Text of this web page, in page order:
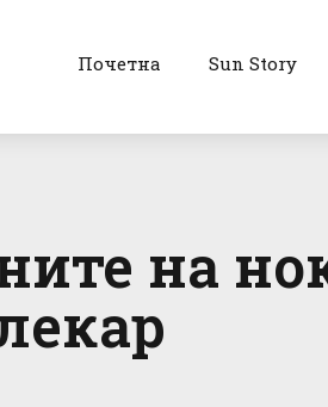
Почетна Sun Story
на